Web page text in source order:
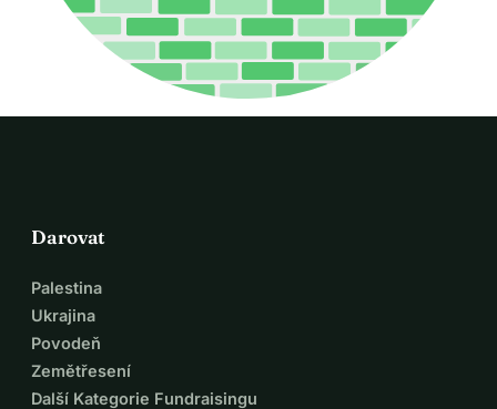
Darovat
Palestina
Ukrajina
Povodeň
Zemětřesení
Další Kategorie Fundraisingu